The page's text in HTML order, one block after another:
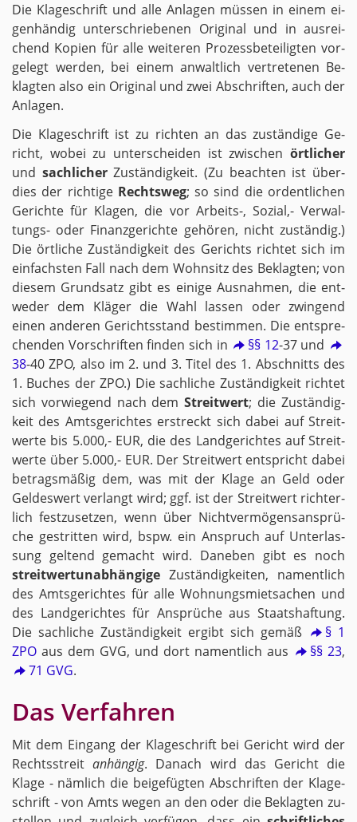
Die Kla­ge­schrift und alle An­la­gen müs­sen in einem ei­
gen­hän­dig un­ter­schrie­be­nen Ori­gi­nal und in aus­rei­
chend Ko­pi­en für alle wei­te­ren Pro­zess­be­tei­lig­ten vor­
ge­legt wer­den, bei einem an­walt­lich ver­tre­te­nen Be­
klag­ten also ein Ori­gi­nal und zwei Ab­schrif­ten, auch der
An­la­gen.
Die Kla­ge­schrift ist zu rich­ten an das zu­stän­di­ge Ge­
richt, wobei zu un­ter­schei­den ist zwi­schen ört­li­cher
und sach­li­cherZu­stän­dig­keit. (Zu be­ach­ten ist über­
dies der rich­ti­ge Rechts­weg; so sind die or­dent­li­chen
Ge­rich­te für Kla­gen, die vor Ar­beits-, So­zi­al,- Ver­wal­
tungs- oder Fi­nanz­ge­rich­te ge­hö­ren, nicht zu­stän­dig.)
Die ört­li­che Zu­stän­dig­keit des Ge­richts rich­tet sich im
ein­fachs­ten Fall nach dem Wohn­sitz des Be­klag­ten; von
die­sem Grund­satz gibt es ei­ni­ge Aus­nah­men, die ent­
we­der dem Klä­ger die Wahl las­sen oder zwin­gend
einen an­de­ren Ge­richts­stand be­stim­men. Die ent­spre­
chen­den Vor­schrif­ten fin­den sich in
§§ 12-37 und
38-40 ZPO, also im 2. und 3. Titel des 1. Ab­schnitts des
1. Bu­ches der ZPO.) Die sach­li­che Zu­stän­dig­keit rich­tet
sich vor­wie­gend nach demStreit­wert; die Zu­stän­dig­
keit des Amts­ge­rich­tes er­streckt sich dabei auf Streit­
wer­te bis 5.000,- EUR, die des Land­ge­rich­tes auf Streit­
wer­te über 5.000,- EUR. Der Streit­wert ent­spricht dabei
be­trags­mä­ßig dem, was mit der Klage an Geld oder
Gel­des­wert ver­langt wird; ggf. ist der Streit­wert rich­ter­
lich fest­zu­set­zen, wenn über Nicht­ver­mö­gens­an­sprü­
che ge­strit­ten wird, bspw. ein An­spruch auf Un­ter­las­
sung gel­tend ge­macht wird. Da­ne­ben gibt es noch
streit­wert­un­ab­hän­gi­ge Zu­stän­dig­kei­ten, na­ment­lich
des Amts­ge­rich­tes für alle Woh­nungs­miet­sa­chen und
des Land­ge­rich­tes für An­sprü­che aus Staats­haf­tung.
Die sach­li­che Zu­stän­dig­keit er­gibt sich gemäß
§ 1
ZPO aus dem GVG, und dort na­ment­lich aus §§ 23,
71 GVG.
Das Ver­fah­ren
Mit dem Ein­gang der Kla­ge­schrift bei Ge­richt wird der
Rechts­streitan­hän­gig. Da­nach wird das Ge­richt die
Klage - näm­lich die bei­ge­füg­ten Ab­schrif­ten der Kla­ge­
schrift - von Amts wegen an den oder die Be­klag­ten zu­